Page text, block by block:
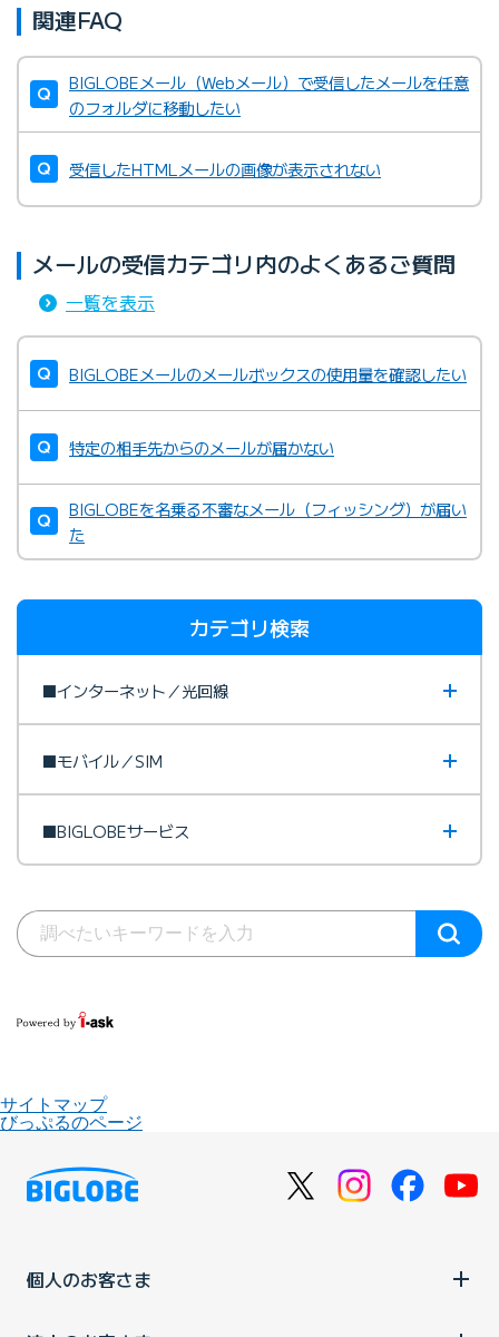
関連FAQ
BIGLOBEメール（Webメール）で受信したメールを任意
のフォルダに移動したい
受信したHTMLメールの画像が表示されない
メールの受信カテゴリ内のよくあるご質問
一覧を表示
BIGLOBEメールのメールボックスの使用量を確認したい
特定の相手先からのメールが届かない
BIGLOBEを名乗る不審なメール（フィッシング）が届い
た
カテゴリ検索
■インターネット／光回線
■モバイル／SIM
■BIGLOBEサービス
サイトマップ
びっぷるのページ
個人のお客さま